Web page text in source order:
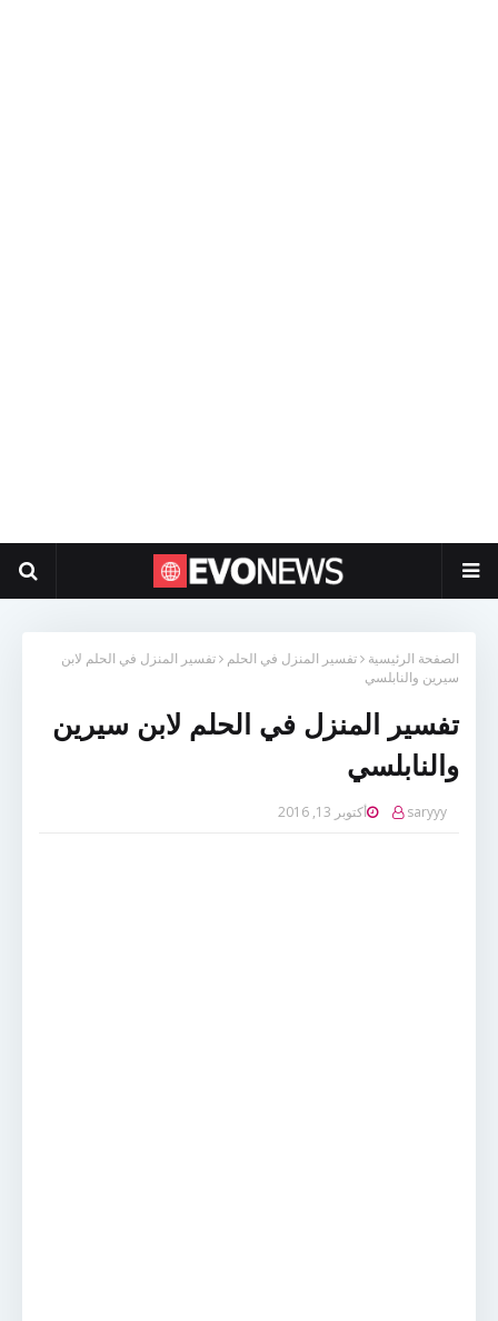
الصفحة الرئيسية تفسير المنزل في الحلم
تفسير المنزل في الحلم لابن
سيرين والنابلسي
تفسير المنزل في الحلم لابن سيرين
والنابلسي
saryyy أكتوبر 13, 2016